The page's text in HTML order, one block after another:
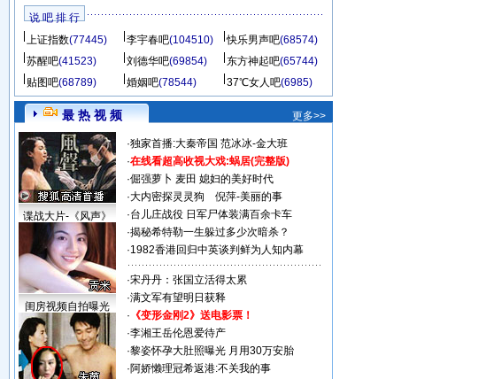
说 吧 排 行
上证指数(77445) 李宇春吧(104510) 快乐男声吧(68574)
苏醒吧(41523) 刘德华吧(69854) 东方神起吧(65744)
贴图吧(68789) 婚姻吧(78544) 37℃女人吧(6985)
最 热 视 频 更多>>
谍战大片-《风声》
闺房视频自拍曝光
·独家首播:大秦帝国 范冰冰-金大班
·在线看超高收视大戏:蜗居(完整版)
·倔强萝卜 麦田 媳妇的美好时代
·大内密探灵灵狗
倪萍-美丽的事
·台儿庄战役 日军尸体装满百余卡车
·揭秘希特勒一生躲过多少次暗杀？
·1982香港回归中英谈判鲜为人知内幕
·宋丹丹：张国立活得太累
·满文军有望明日获释
· 《变形金刚2》送电影票！
·李湘王岳伦恩爱待产
·黎姿怀孕大肚照曝光 月用30万安胎
·阿娇懒理冠希返港:不关我的事